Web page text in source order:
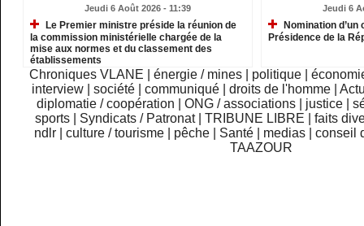
Jeudi 6 Août 2026 - 11:39
Le Premier ministre préside la réunion de
la commission ministérielle chargée de la
mise aux normes et du classement des
établissements
Jeudi 6
Nomination d’un
Présidence de la
Chroniques VLANE énergie / mines politique
interview
|société |communiqué |droits de l'homme |
diplomatie / coopération
ONG / associations justice
sports
Syndicats / Patronat TRIBUNE LIBRE
faits
ndlr
|culture / tourisme pêche Santé medias |conseil
TAAZOUR